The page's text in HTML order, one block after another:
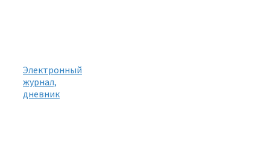
Электронный
журнал,
дневник